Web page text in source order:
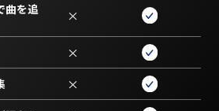
曲を追
×
×
×